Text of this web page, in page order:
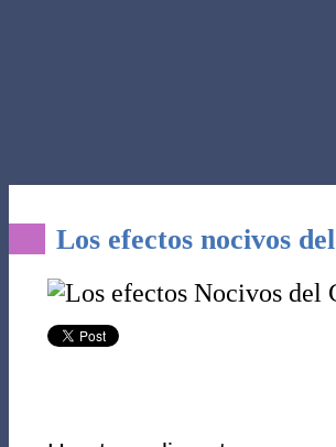
Los efectos nocivos